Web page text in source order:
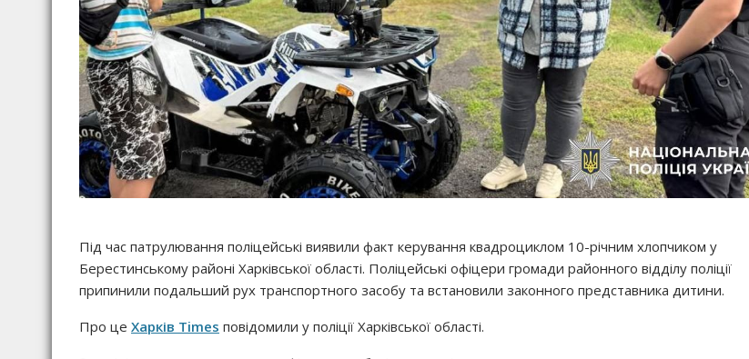
Під час патрулювання поліцейські виявили факт керування квадроциклом 10-річним хлопчиком у
Берестинському районі Харківської області. Поліцейські офіцери громади районного відділу поліції
припинили подальший рух транспортного засобу та встановили законного представника дитини.
Про це Харків Times повідомили у поліції Харківської області.